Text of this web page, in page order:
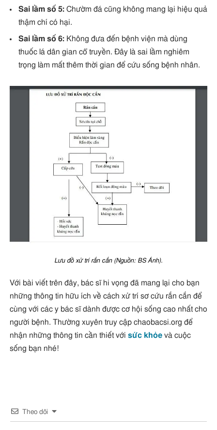
Sai lầm số 5: Chườm đá cũng không mang lại hiệu quả
thậm chí có hại.
Sai lầm số 6: Không đưa đến bệnh viện mà dùng
thuốc lá dân gian cổ truyền. Đây là sai lầm nghiêm
trọng làm mất thêm thời gian để cứu sống bệnh nhân.
Lưu đồ xử trí rắn cắn (Nguồn: BS Ánh).
Với bài viết trên đây, bác sĩ hi vọng đã mang lại cho bạn
những thông tin hữu ích về cách xử trí sơ cứu rắn cắn để
cùng với các y bác sĩ dành được cơ hội sống cao nhất cho
người bệnh. Thường xuyên truy cập chaobacsi.org để
nhận những thông tin cần thiết với sức khỏe và cuộc
sống bạn nhé!
Theo dõi